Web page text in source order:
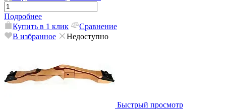
Подробнее
Купить в 1 клик
Сравнение
В избранное
Недоступно
Быстрый просмотр